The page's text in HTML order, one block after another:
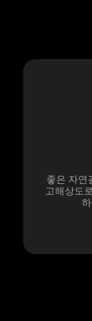
좋은 자연
고해상도